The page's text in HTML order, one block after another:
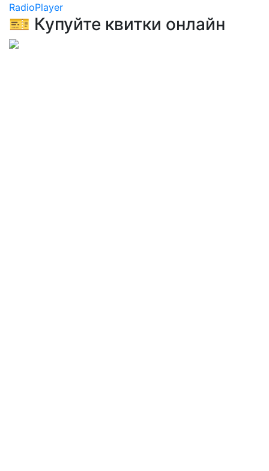
RadioPlayer
🎫 Купуйте квитки онлайн